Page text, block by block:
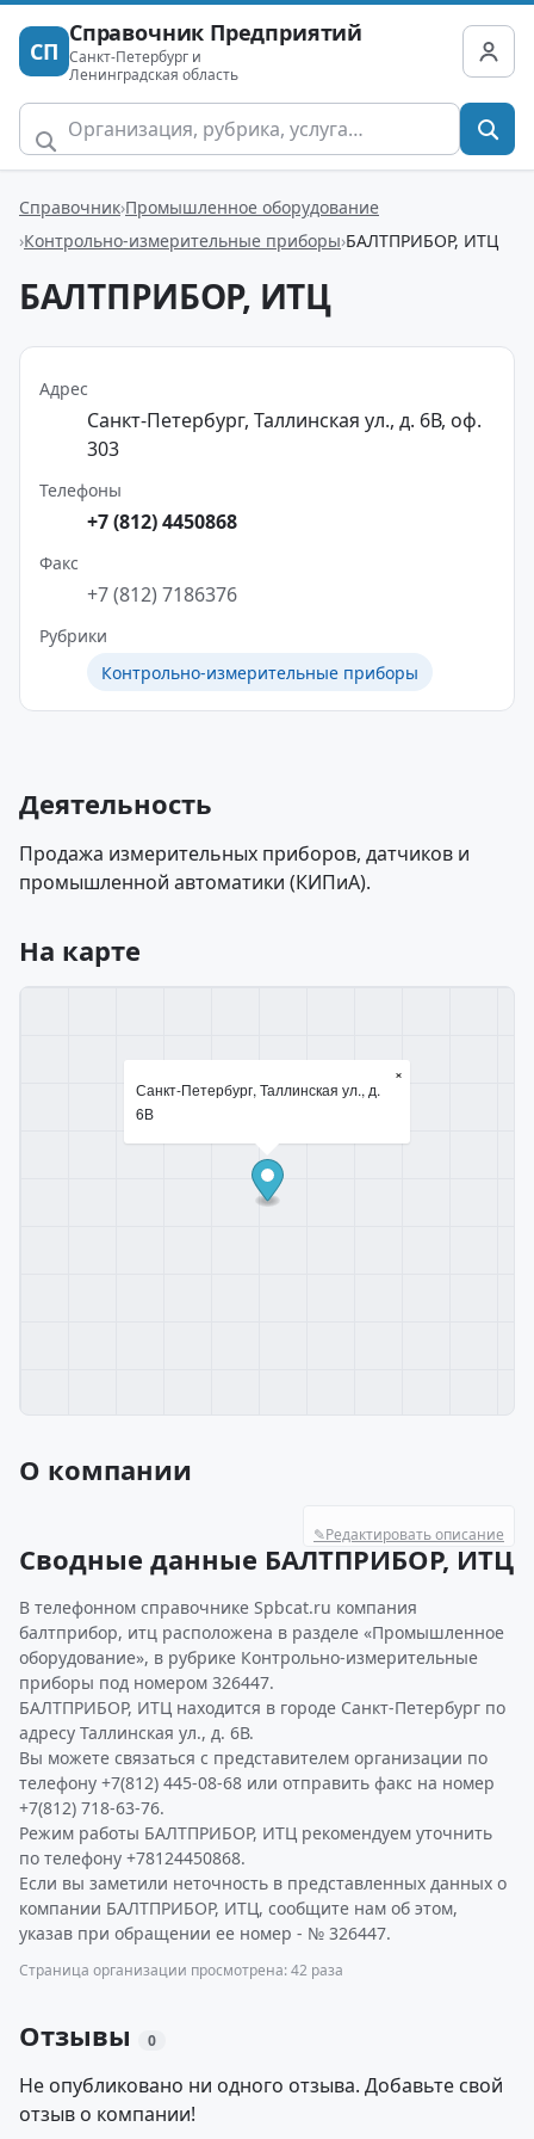
СП
Справочник Предприятий
Санкт-Петербург и
Ленинградская область
Справочник Промышленное оборудование
Контрольно-измерительные приборы БАЛТПРИБОР, ИТЦ
БАЛТПРИБОР, ИТЦ
Адрес
Санкт-Петербург, Таллинская ул., д. 6В, оф.
303
Телефоны
+7 (812) 4450868
Факс
+7 (812) 7186376
Рубрики
Контрольно-измерительные приборы
Деятельность
Продажа измерительных приборов, датчиков и
промышленной автоматики (КИПиА).
На карте
Санкт-Петербург, Таллинская ул., д.
6В
×
О компании
✎Редактировать описание
Сводные данные БАЛТПРИБОР, ИТЦ
В телефонном справочнике Spbcat.ru компания
балтприбор, итц расположена в разделе «Промышленное
оборудование», в рубрике Контрольно-измерительные
приборы под номером 326447.
БАЛТПРИБОР, ИТЦ находится в городе Санкт-Петербург по
адресу Таллинская ул., д. 6В.
Вы можете связаться с представителем организации по
телефону +7(812) 445-08-68 или отправить факс на номер
+7(812) 718-63-76.
Режим работы БАЛТПРИБОР, ИТЦ рекомендуем уточнить
по телефону +78124450868.
Если вы заметили неточность в представленных данных о
компании БАЛТПРИБОР, ИТЦ, сообщите нам об этом,
указав при обращении ее номер - № 326447.
Страница организации просмотрена: 42 раза
Отзывы 0
Не опубликовано ни одного отзыва. Добавьте свой
отзыв о компании!